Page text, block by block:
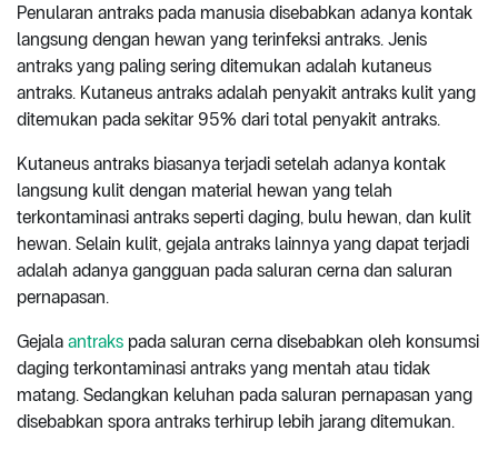
Penularan antraks pada manusia disebabkan adanya kontak
langsung dengan hewan yang terinfeksi antraks. Jenis
antraks yang paling sering ditemukan adalah kutaneus
antraks. Kutaneus antraks adalah penyakit antraks kulit yang
ditemukan pada sekitar 95% dari total penyakit antraks.
Kutaneus antraks biasanya terjadi setelah adanya kontak
langsung kulit dengan material hewan yang telah
terkontaminasi antraks seperti daging, bulu hewan, dan kulit
hewan. Selain kulit, gejala antraks lainnya yang dapat terjadi
adalah adanya gangguan pada saluran cerna dan saluran
pernapasan.
Gejala antraks pada saluran cerna disebabkan oleh konsumsi
daging terkontaminasi antraks yang mentah atau tidak
matang. Sedangkan keluhan pada saluran pernapasan yang
disebabkan spora antraks terhirup lebih jarang ditemukan.